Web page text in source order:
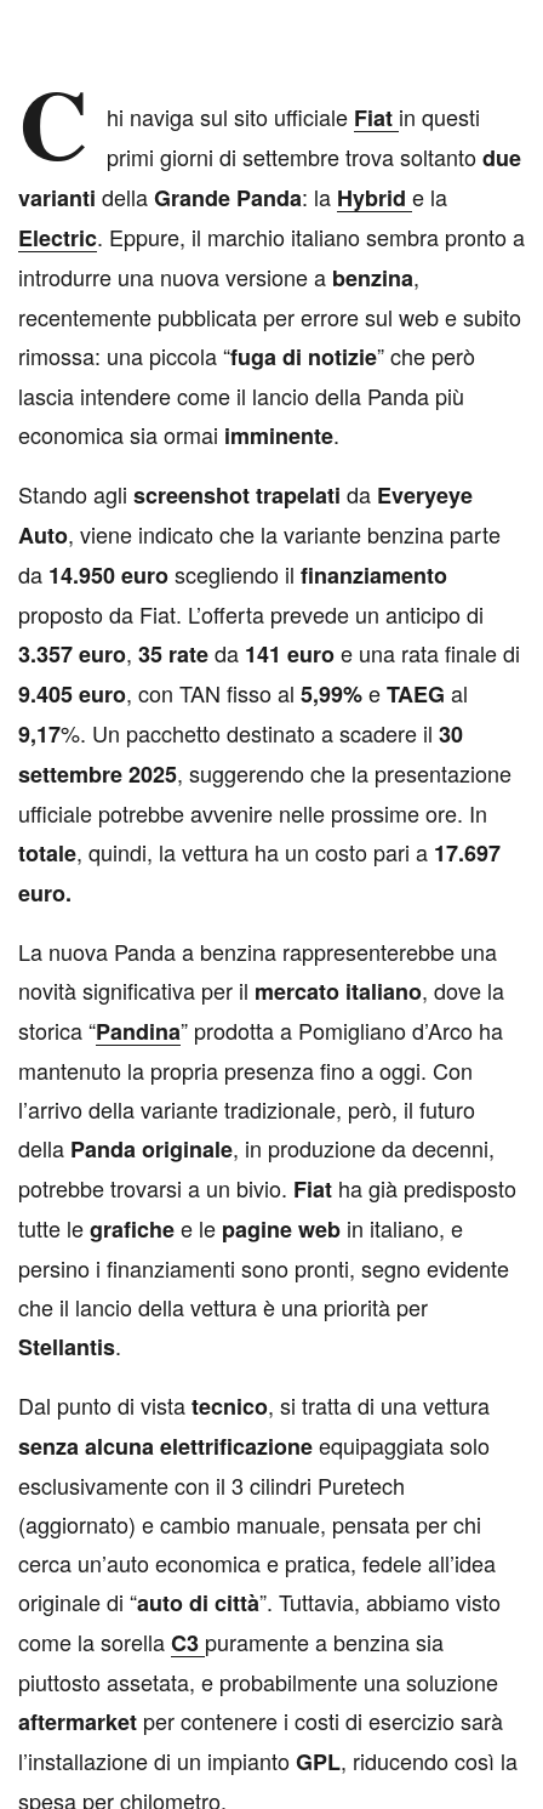
C hi naviga sul sito ufficiale Fiat in questi
primi giorni di settembre trova soltantodue
varianti dellaGrande Panda: la Hybrid e la
Electric. Eppure, il marchio italiano sembra pronto a
introdurre una nuova versione a benzina,
recentemente pubblicata per errore sul web e subito
rimossa: una piccola “fuga di notizie” che però
lascia intendere come il lancio della Panda più
economica sia ormai imminente.
Stando agli screenshot trapelati da Everyeye
Auto, viene indicato che la variante benzina parte
da 14.950 euroscegliendo il finanziamento
proposto da Fiat. L’offerta prevede un anticipo di
3.357 euro, 35 rateda 141 euroe una rata finale di
9.405 euro, con TAN fisso al 5,99%eTAEG al
9,17%. Un pacchetto destinato a scadere il 30
settembre 2025, suggerendo che la presentazione
ufficiale potrebbe avvenire nelle prossime ore. In
totale, quindi, la vettura ha un costo pari a 17.697
euro.
La nuova Panda a benzina rappresenterebbe una
novità significativa per il mercato italiano, dove la
storica “Pandina” prodotta a Pomigliano d’Arco ha
mantenuto la propria presenza fino a oggi. Con
l’arrivo della variante tradizionale, però, il futuro
della Panda originale, in produzione da decenni,
potrebbe trovarsi a un bivio. Fiat ha già predisposto
tutte legrafichee le pagine web in italiano, e
persino i finanziamenti sono pronti, segno evidente
che il lancio della vettura è una priorità per
Stellantis.
Dal punto di vistatecnico, si tratta di una vettura
senza alcuna elettrificazioneequipaggiata solo
esclusivamente con il 3 cilindri Puretech
(aggiornato) e cambio manuale, pensata per chi
cerca un’auto economica e pratica, fedele all’idea
originale di “auto di città”. Tuttavia, abbiamo visto
come la sorellaC3 puramente a benzina sia
piuttosto assetata, e probabilmente una soluzione
aftermarket per contenere i costi di esercizio sarà
l’installazione di un impiantoGPL, riducendo così la
spesa per chilometro.